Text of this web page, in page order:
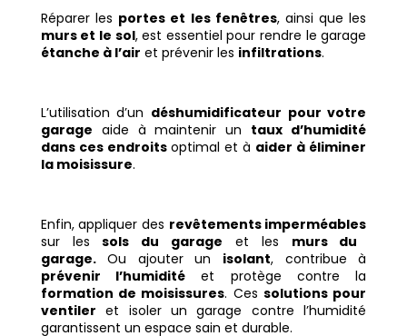
Réparer les portes et les fenêtres, ainsi que les
murs et le sol, est essentiel pour rendre le garage
étanche à l’air et prévenir les infiltrations.
L’utilisation d’un déshumidificateur pour votre
garage aide à maintenir un taux d’humidité
dans ces endroits optimal et à aider à éliminer
la moisissure.
Enfin, appliquer des revêtements imperméables
sur lessols du garage et les murs du
garage.Ou ajouter un isolant, contribue à
prévenir l’humidité et protège contre la
formation de moisissures. Ces solutions pour
ventiler et isoler un garage contre l’humidité
garantissent un espace sain et durable.